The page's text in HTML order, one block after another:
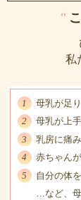
"
私
母乳が足
母乳が上
乳房に痛
赤ちゃん
自分の体
…など、母